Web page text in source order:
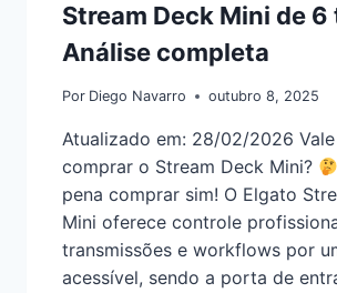
Stream Deck Mini de 6
Análise completa
Por Diego Navarro outubro 8, 2025
Atualizado em: 28/02/2026
comprar o Stream Deck Mini?
pena comprar sim! O Elgato
Mini oferece controle
transmissões e workflows por
acessível, sendo a porta de